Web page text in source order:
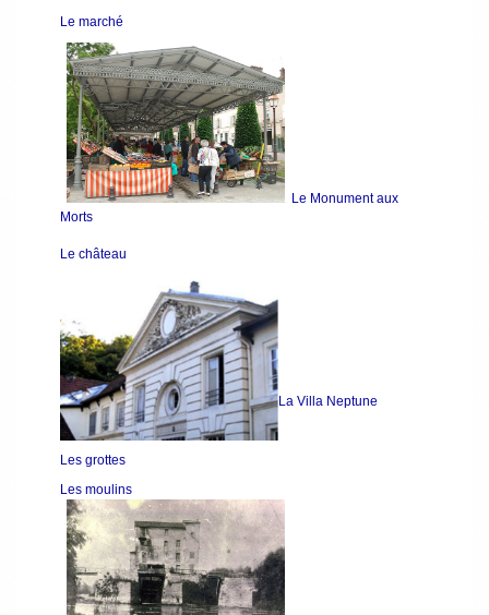
Le marché
Le Monument aux
Morts
Le château
La Villa Neptune
Les grottes
Les moulins